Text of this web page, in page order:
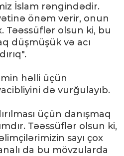
İslam rəngindədir.
önəm verir, onun
Təəssüflər olsun ki, bu
düşmüşük və acı
həlli üçün
də vurğulayıb.
üçün danışmaq
Təəssüflər olsun ki,
sayı çox
da bu mövzularda